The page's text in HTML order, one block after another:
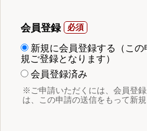
会員登録
新規に会員登録する（こ
規ご登録となります）
会員登録済み
※ご申請いただくには、会員登
は、この申請の送信をもって新